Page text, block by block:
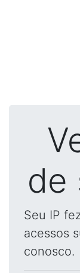
de
Seu IP
acessos
conosco.